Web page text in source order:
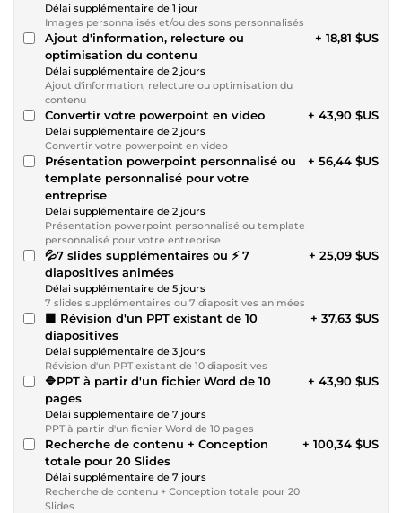
Délai supplémentaire de 1 jour
Images personnalisés et/ou des sons personnalisés
Ajout d'information, relecture ou
optimisation du contenu
Délai supplémentaire de 2 jours
Ajout d'information, relecture ou optimisation du
contenu
+ 18,81 $US
Convertir votre powerpoint en video
Délai supplémentaire de 2 jours
Convertir votre powerpoint en video
+ 43,90 $US
Présentation powerpoint personnalisé ou
template personnalisé pour votre
entreprise
Délai supplémentaire de 2 jours
Présentation powerpoint personnalisé ou template
personnalisé pour votre entreprise
+ 56,44 $US
💦7 slides supplémentaires ou ⚡ 7
diapositives animées
Délai supplémentaire de 5 jours
7 slides supplémentaires ou 7 diapositives animées
+ 25,09 $US
🟪 Révision d'un PPT existant de 10
diapositives
Délai supplémentaire de 3 jours
Révision d'un PPT existant de 10 diapositives
+ 37,63 $US
🔷PPT à partir d'un fichier Word de 10
pages
Délai supplémentaire de 7 jours
PPT à partir d'un fichier Word de 10 pages
+ 43,90 $US
Recherche de contenu + Conception
totale pour 20 Slides
Délai supplémentaire de 7 jours
Recherche de contenu + Conception totale pour 20
Slides
+ 100,34 $US